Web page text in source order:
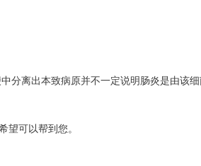
离出本致病原并不一定说明肠炎是由该
望可以帮到您。